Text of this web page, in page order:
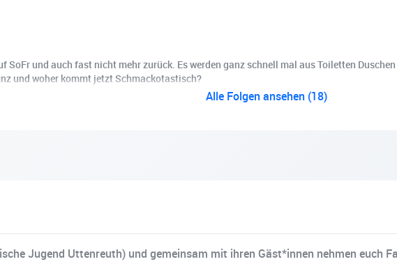
SoFr und auch fast nicht mehr zurück. Es werden ganz schnell mal aus Toiletten
und woher kommt jetzt Schmackotastisch?
Alle Folgen ansehen (18)
Jugend Uttenreuth) und gemeinsam mit ihren Gäst*innen nehmen euch